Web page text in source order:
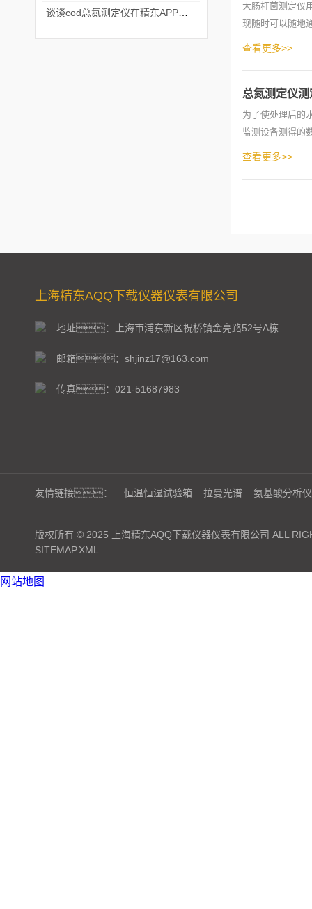
大肠杆菌测定
现随时可以随地
接进入人体
查看更多>>
总氮测定仪
为了使处理后
监测设备测得
环节。然
查看更多>>
上海精东AQQ下载仪器仪表有限公司
地址：上海市浦东新区祝桥镇金亮路52号A栋
邮箱：shjinz17@163.com
传真：021-51687983
友情链接： 恒温恒湿试验箱 拉曼光谱 氨基酸分析仪
版权所有 © 2025 上海精东AQQ下载仪器仪表有限公司 ALL
SITEMAP.XML
网站地图